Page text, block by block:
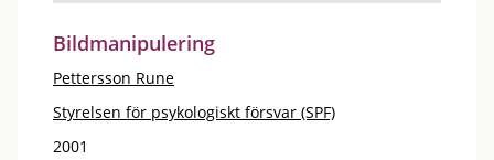
Bildmanipulering
Pettersson Rune
Styrelsen för psykologiskt försvar (SPF)
2001